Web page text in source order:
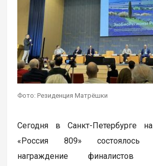
Фото: Резиденция Матрёшки
Сегодня в Санкт-Петербурге
«Россия 809» состоялось
награждение финалистов